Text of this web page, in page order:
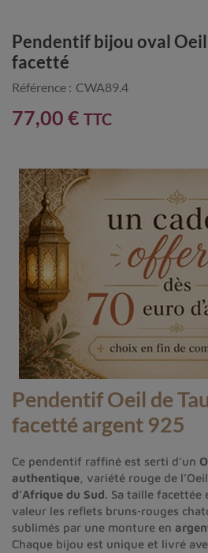
Pendentif bijou oval Oeil
facetté
Référence : CWA89.4
77,00 € TTC
Pendentif Oeil de
facetté argent 925
Ce pendentif raffiné est serti d’un
authentique , variété rouge de
d’Afrique du Sud. Sa taille facettée
valeur les reflets bruns‑rouges
sublimés par une monture en
Chaque bijou est unique et livré